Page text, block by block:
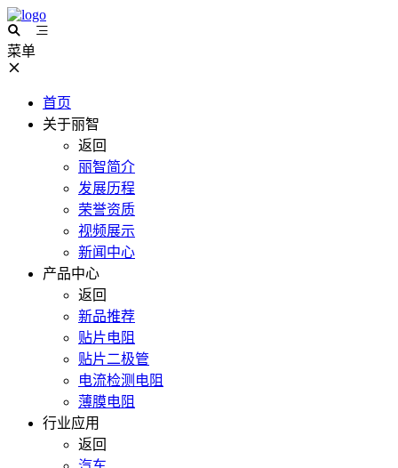
菜单
首页
关于丽智
返回
丽智简介
发展历程
荣誉资质
视频展示
新闻中心
产品中心
返回
新品推荐
贴片电阻
贴片二极管
电流检测电阻
薄膜电阻
行业应用
返回